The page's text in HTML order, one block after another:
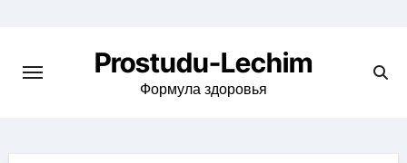
содержимому
Prostudu-Lechim
Формула здоровья